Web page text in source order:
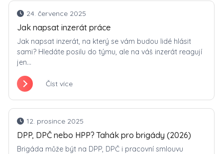
24. července 2025
Jak napsat inzerát práce
Jak napsat inzerát, na který se vám budou lidé hlásit
sami? Hledáte posilu do týmu, ale na váš inzerát reagují
jen...
Číst více
12. prosince 2025
DPP, DPČ nebo HPP? Tahák pro brigády (2026)
Brigáda může být na DPP, DPČ i pracovní smlouvu